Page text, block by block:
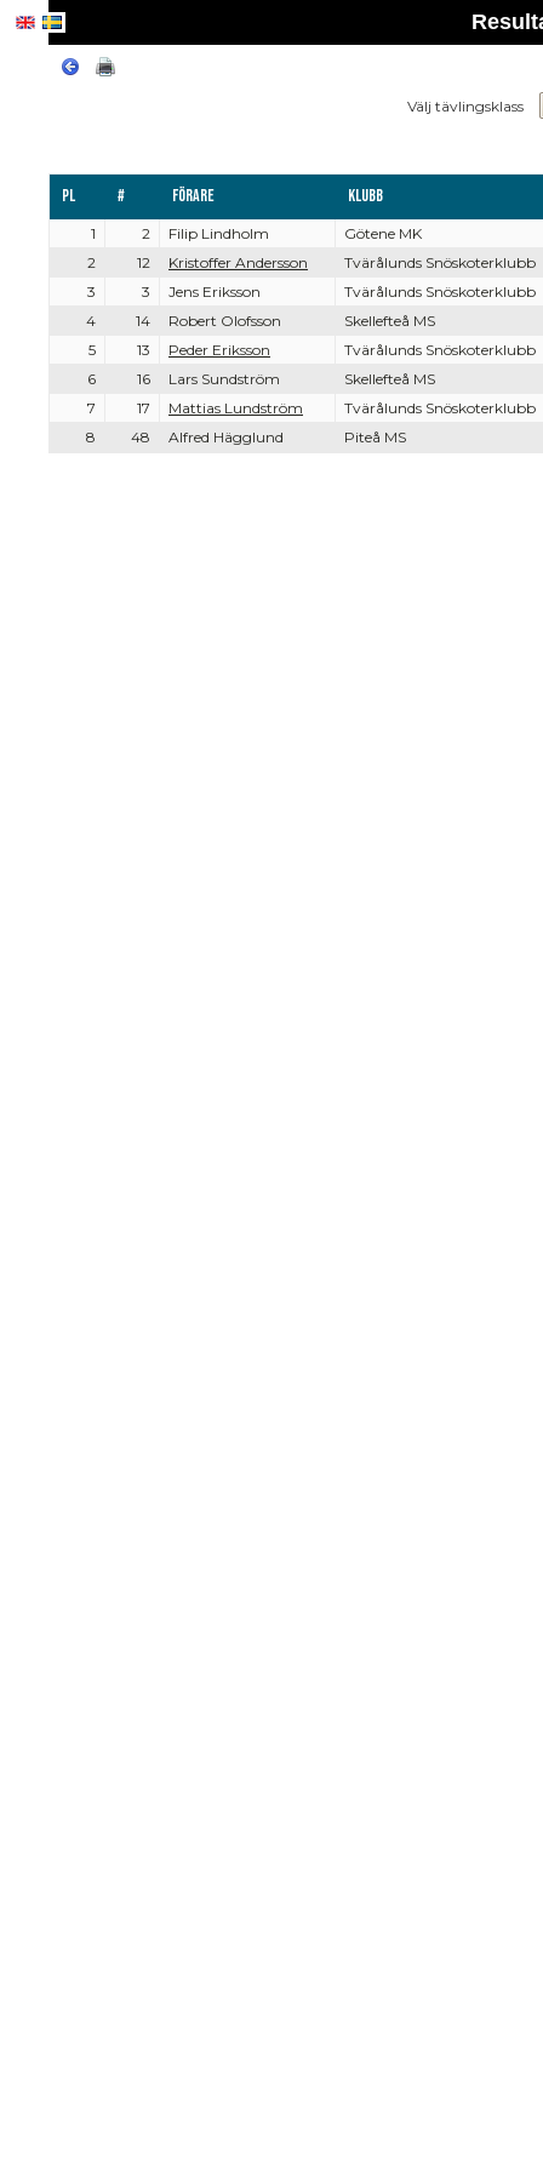
Välj tävlingsklass
Pl # Förare Klubb
1 2 Filip Lindholm
Götene MK
2
12 Kristoffer Andersson
Tvärålunds Snöskoterklubb
3
3 Jens Eriksson
Tvärålunds Snöskoterklubb
4
14 Robert Olofsson
Skellefteå MS
5
13 Peder Eriksson
Tvärålunds Snöskoterklubb
6
16 Lars Sundström
Skellefteå MS
7
17 Mattias Lundström
Tvärålunds Snöskoterklubb
8
48 Alfred Hägglund Piteå MS